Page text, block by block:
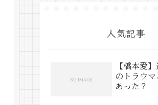
人気記事
【橋本愛
のトラウ
あった？